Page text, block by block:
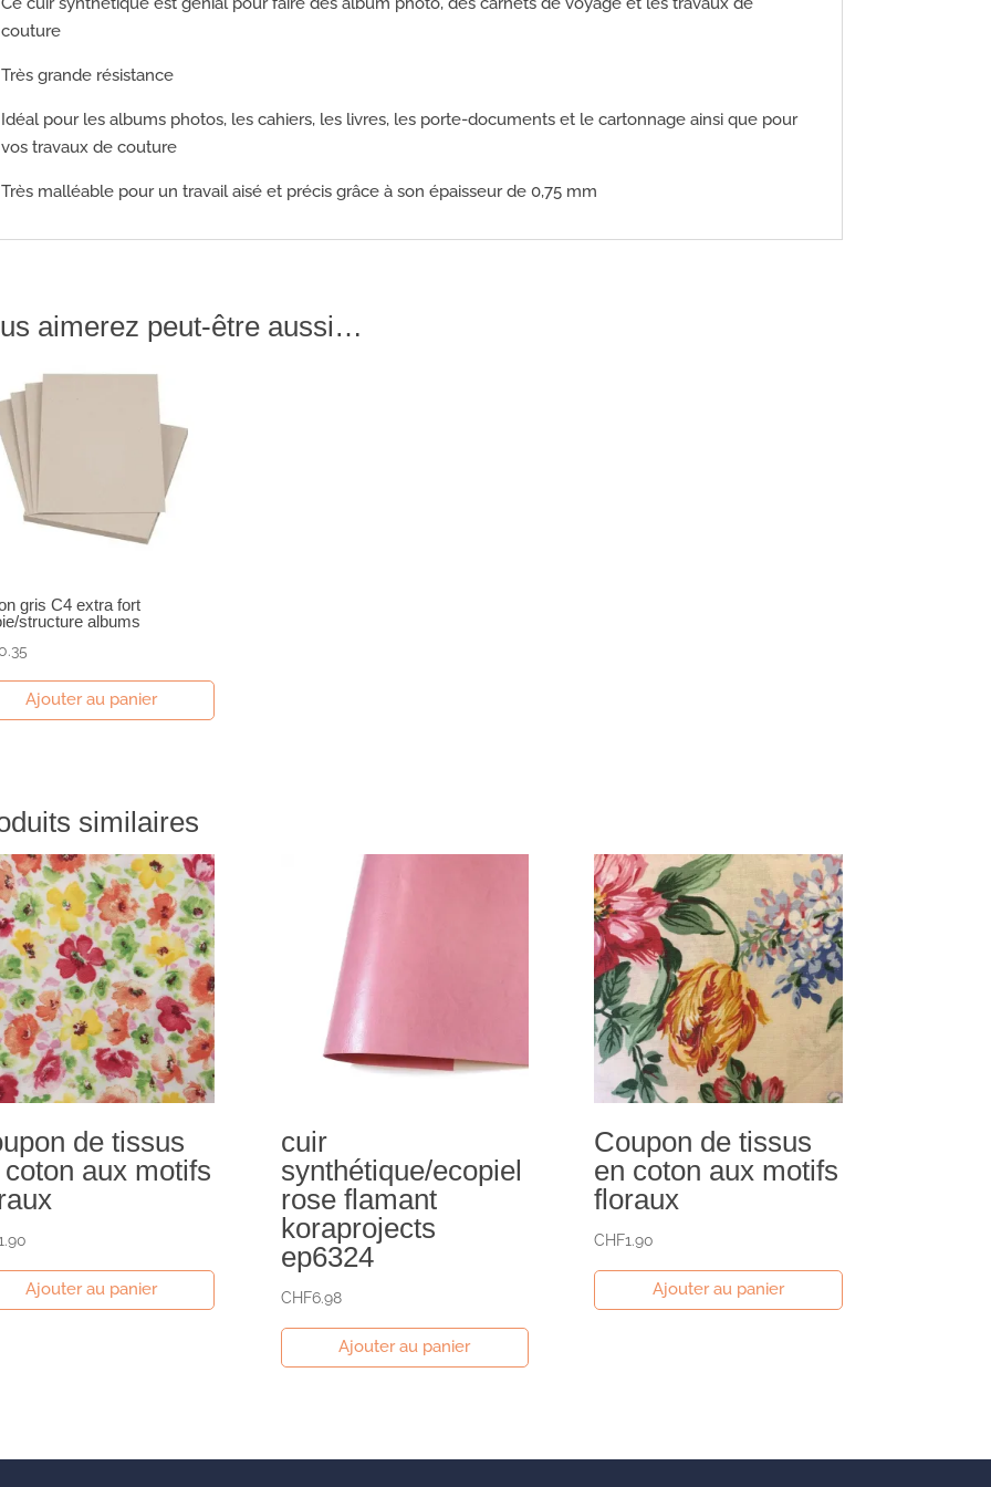
couture
Très grande résistance
Idéal pour les albums photos, les cahiers, les livres, les porte-documents et le cartonnage ainsi que pour
vos travaux de couture
Très malléable pour un travail aisé et précis grâce à son épaisseur de 0,75 mm
aimerez peut-être aussi…
gris C4 extra fort
structure albums
Ajouter au panier
similaires
de tissus
aux motifs
Ajouter au panier
cuir
synthétique/ecopiel
rose flamant
koraprojects
ep6324
CHF6.98
Ajouter au panier
Coupon de tissus
en coton aux motifs
floraux
CHF1.90
Ajouter au panier